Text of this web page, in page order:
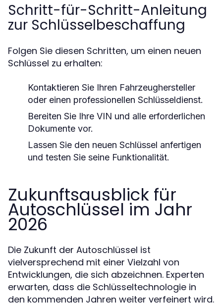
Schritt-für-Schritt-Anleitung
zur Schlüsselbeschaffung
Folgen Sie diesen Schritten, um einen neuen
Schlüssel zu erhalten:
Kontaktieren Sie Ihren Fahrzeughersteller
oder einen professionellen Schlüsseldienst.
Bereiten Sie Ihre VIN und alle erforderlichen
Dokumente vor.
Lassen Sie den neuen Schlüssel anfertigen
und testen Sie seine Funktionalität.
Zukunftsausblick für
Autoschlüssel im Jahr
2026
Die Zukunft der Autoschlüssel ist
vielversprechend mit einer Vielzahl von
Entwicklungen, die sich abzeichnen. Experten
erwarten, dass die Schlüsseltechnologie in
den kommenden Jahren weiter verfeinert wird.